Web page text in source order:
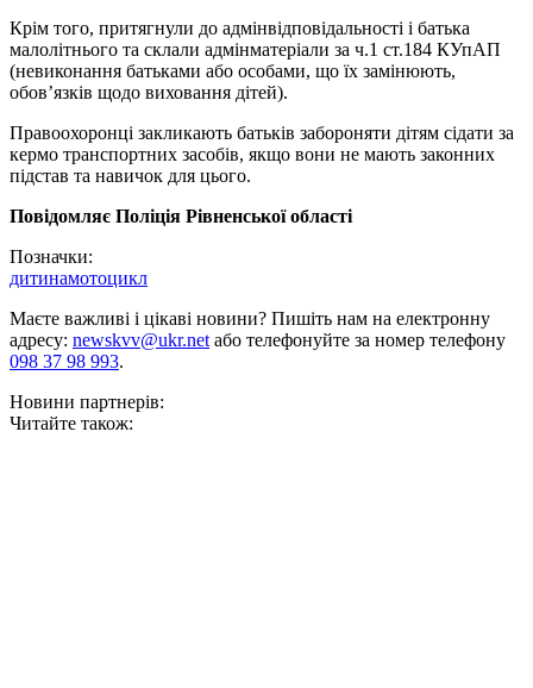
Крім того, притягнули до адмінвідповідальності і батька
малолітнього та склали адмінматеріали за ч.1 ст.184 КУпАП
(невиконання батьками або особами, що їх замінюють,
обов’язків щодо виховання дітей).
Правоохоронці закликають батьків забороняти дітям сідати за
кермо транспортних засобів, якщо вони не мають законних
підстав та навичок для цього.
Повідомляє Поліція Рівненської області
Позначки:
дитинамотоцикл
Маєте важливі і цікаві новини? Пишіть нам на електронну
адресу: newskvv@ukr.netабо телефонуйте за номер телефону
098 37 98 993.
Новини партнерів:
Читайте також: